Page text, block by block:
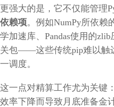
更强大的是，它不仅能管理
依赖项。例如NumPy所依赖
学加速库、Pandas使用的
关包——这些传统pip难以触
一调度。
这一点对精算工作尤为关键
效率下降而导致月底准备金